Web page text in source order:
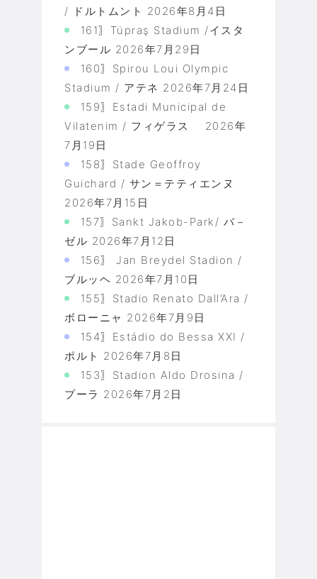
/ ドルトムント 2026年8月4日
161〗Tüpraş Stadium /イスタ
ンブール 2026年7月29日
160〗Spirou Loui Olympic
Stadium / アテネ 2026年7月24日
159〗Estadi Municipal de
Vilatenim / フィゲラス
2026年
7月19日
158〗Stade Geoffroy
Guichard / サン＝テティエンヌ
2026年7月15日
157〗Sankt Jakob-Park/ バ－
ゼル 2026年7月12日
156〗 Jan Breydel Stadion /
ブルッヘ 2026年7月10日
155〗Stadio Renato Dall’Ara /
ボローニャ 2026年7月9日
154〗Estádio do Bessa XXI /
ポルト 2026年7月8日
153〗Stadion Aldo Drosina /
プーラ 2026年7月2日